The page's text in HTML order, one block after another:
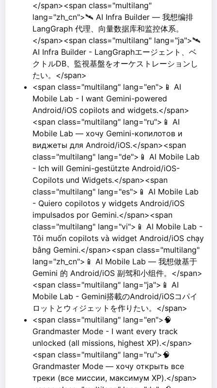
</span><span class="multilang"
lang="zh_cn">🛰️ AI Infra Builder — 我想编排
LangGraph 代理、向量数据库和监控体系。
</span><span class="multilang" lang="ja">🛰️
AI Infra Builder - LangGraphエージェント、ベ
クトルDB、監視基盤をオーケストレーションし
たい。</span>
<span class="multilang" lang="en">📱 AI
Mobile Lab - I want Gemini-powered
Android/iOS copilots and widgets.</span>
<span class="multilang" lang="ru">📱 AI
Mobile Lab — хочу Gemini-копилотов и
виджеты для Android/iOS.</span><span
class="multilang" lang="de">📱 AI Mobile Lab
- Ich will Gemini-gestützte Android/iOS-
Copilots und Widgets.</span><span
class="multilang" lang="es">📱 AI Mobile Lab
- Quiero copilotos y widgets Android/iOS
impulsados por Gemini.</span><span
class="multilang" lang="vi">📱 AI Mobile Lab -
Tôi muốn copilots và widget Android/iOS chạy
bằng Gemini.</span><span class="multilang"
lang="zh_cn">📱 AI Mobile Lab — 我想做基于
Gemini 的 Android/iOS 副驾和小组件。</span>
<span class="multilang" lang="ja">📱 AI
Mobile Lab - Gemini搭載のAndroid/iOSコパイ
ロットとウィジェットを作りたい。</span>
<span class="multilang" lang="en">🧠
Grandmaster Mode - I want every track
unlocked (all missions, highest XP).</span>
<span class="multilang" lang="ru">🧠
Grandmaster Mode — хочу открыть все
треки (все миссии, максимум XP).</span>